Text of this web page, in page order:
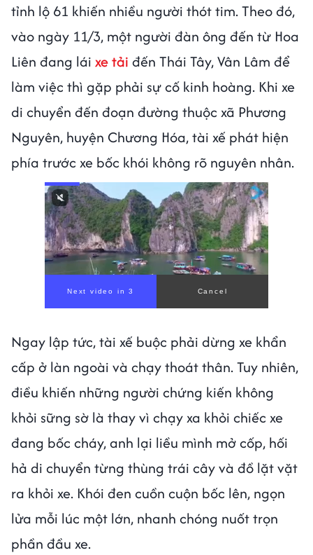
tỉnh lộ 61 khiến nhiều người thót tim. Theo đó,
vào ngày 11/3, một người đàn ông đến từ Hoa
Liên đang lái xe tải đến Thái Tây, Vân Lâm để
làm việc thì gặp phải sự cố kinh hoàng. Khi xe
di chuyển đến đoạn đường thuộc xã Phương
Nguyên, huyện Chương Hóa, tài xế phát hiện
phía trước xe bốc khói không rõ nguyên nhân.
Next video in 1 Cancel
Ngay lập tức, tài xế buộc phải dừng xe khẩn
cấp ở làn ngoài và chạy thoát thân. Tuy nhiên,
điều khiến những người chứng kiến không
khỏi sững sờ là thay vì chạy xa khỏi chiếc xe
đang bốc cháy, anh lại liều mình mở cốp, hối
hả di chuyển từng thùng trái cây và đồ lặt vặt
ra khỏi xe. Khói đen cuồn cuộn bốc lên, ngọn
lửa mỗi lúc một lớn, nhanh chóng nuốt trọn
phần đầu xe.